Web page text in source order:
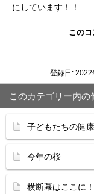
にしています！！
この
登録日: 2022
このカテゴリー内の
子どもたちの健
今年の桜
横断幕はここに！